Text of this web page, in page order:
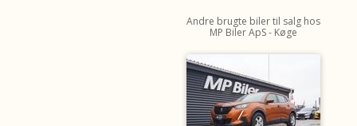
Andre brugte biler til salg hos
MP Biler ApS - Køge